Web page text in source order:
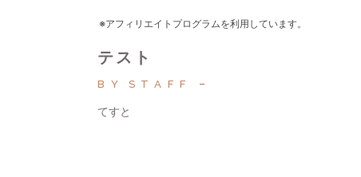
テスト
BY STAFF
てすと
※アフィリエイトプログラムを利用しています。